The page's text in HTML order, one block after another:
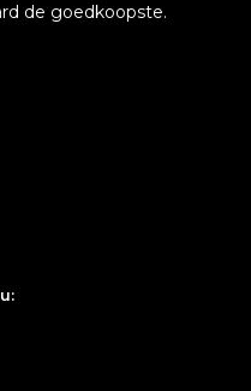
de goedkoopste.